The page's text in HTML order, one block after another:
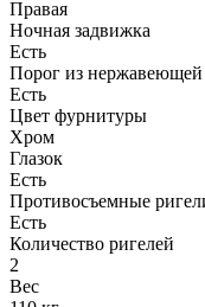
Правая
Ночная задвижка
Есть
Порог из нержавеющей
Есть
Цвет фурнитуры
Хром
Глазок
Есть
Противосъемные
Есть
Количество ригелей
2
Вес